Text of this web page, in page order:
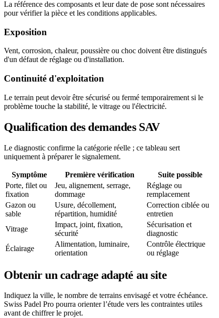
La référence des composants et leur date de pose sont nécessaires
pour vérifier la pièce et les conditions applicables.
Exposition
Vent, corrosion, chaleur, poussière ou choc doivent être distingués
d'un défaut de réglage ou d'installation.
Continuité d'exploitation
Le terrain peut devoir être sécurisé ou fermé temporairement si le
problème touche la stabilité, le vitrage ou l'électricité.
Qualification des demandes SAV
Le diagnostic confirme la catégorie réelle ; ce tableau sert
uniquement à préparer le signalement.
Symptôme Première vérification
Suite possible
Porte, filet ou
fixation
Jeu, alignement, serrage,
dommage
Réglage ou
remplacement
Gazon ou
sable
Usure, décollement,
répartition, humidité
Correction ciblée ou
entretien
Vitrage
Impact, joint, fixation,
sécurité
Sécurisation et
diagnostic
Éclairage
Alimentation, luminaire,
orientation
Contrôle électrique
ou réglage
Obtenir un cadrage adapté au site
Indiquez la ville, le nombre de terrains envisagé et votre échéance.
Swiss Padel Pro pourra orienter l’étude vers les contraintes utiles
avant de chiffrer le projet.